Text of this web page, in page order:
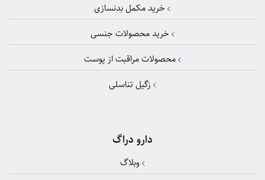
خرید مکمل بدنسازی
خرید محصولات جنسی
محصولات مراقبت از پوست
زگیل تناسلی
دارو دراگ
وبلاگ